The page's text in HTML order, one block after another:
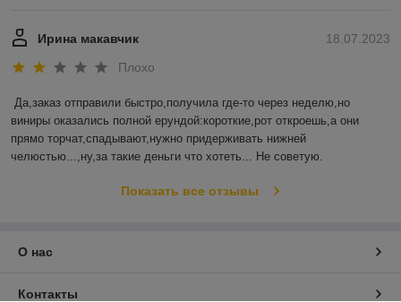
18.07.2023
Ирина макавчик
Плохо
Да,заказ отправили быстро,получила где-то через неделю,но
виниры оказались полной ерундой:короткие,рот откроешь,а они
прямо торчат,спадывают,нужно придерживать нижней
челюстью...,ну,за такие деньги что хотеть... Не советую.
Показать все отзывы
О нас
Контакты